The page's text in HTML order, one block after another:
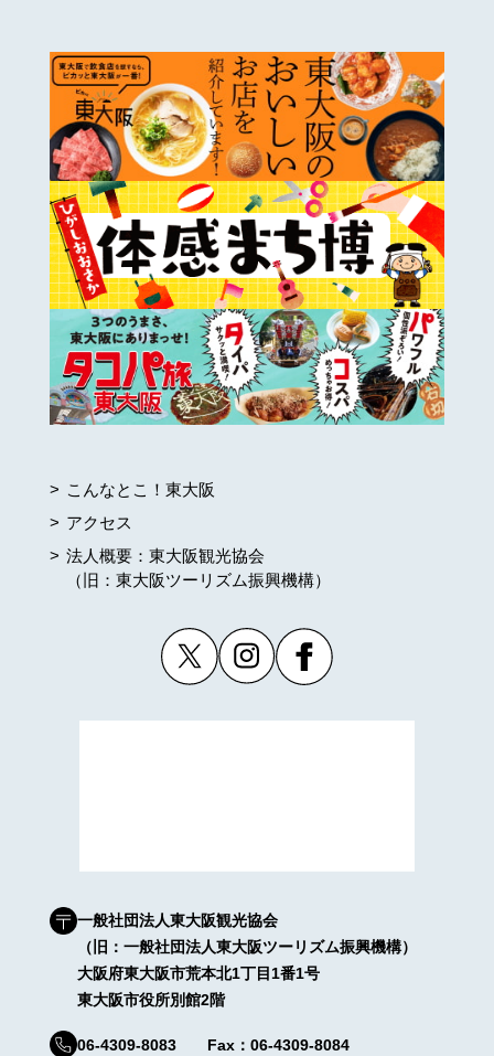
こんなとこ！東大阪
アクセス
法人概要：東大阪観光協会
（旧：東大阪ツーリズム振興機構）
一般社団法人東大阪観光協会
（旧：一般社団法人東大阪ツーリズム振興機構）
大阪府東大阪市荒本北1丁目1番1号
東大阪市役所別館2階
06-4309-8083 Fax：06-4309-8084